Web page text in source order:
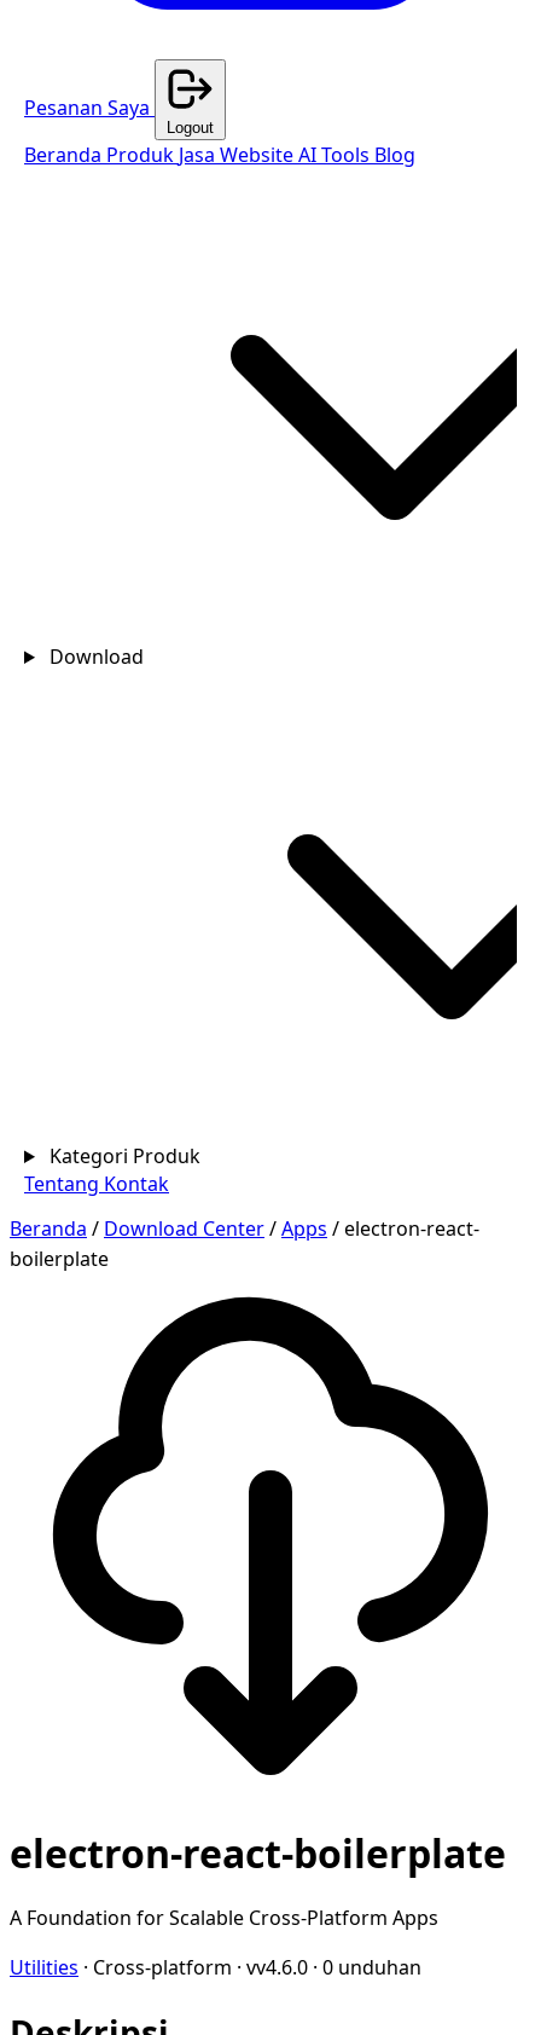
Pesanan Saya
Logout
Beranda Produk Jasa WebsiteAI Tools Blog
Download
Kategori Produk
Tentang Kontak
Beranda / Download Center/Apps /electron-react-
boilerplate
electron-react-boilerplate
A Foundation for Scalable Cross-Platform Apps
Utilities · Cross-platform · vv4.6.0 · 0 unduhan